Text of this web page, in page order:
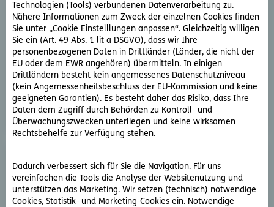
Technologien (Tools) verbundenen Datenverarbeitung zu.
Nähere Informationen zum Zweck der einzelnen Cookies finden
Sie unter „Cookie Einstelllungen anpassen“. Gleichzeitig willigen
Sie ein (Art. 49 Abs. 1 lit a DSGVO), dass wir Ihre
personenbezogenen Daten in Drittländer (Länder, die nicht der
EU oder dem EWR angehören) übermitteln. In einigen
Drittländern besteht kein angemessenes Datenschutzniveau
(kein Angemessenheitsbeschluss der EU-Kommission und keine
geeigneten Garantien). Es besteht daher das Risiko, dass Ihre
Daten dem Zugriff durch Behörden zu Kontroll- und
Überwachungszwecken unterliegen und keine wirksamen
Rechtsbehelfe zur Verfügung stehen.
Dadurch verbessert sich für Sie die Navigation. Für uns
vereinfachen die Tools die Analyse der Websitenutzung und
unterstützen das Marketing. Wir setzen (technisch) notwendige
Cookies, Statistik- und Marketing-Cookies ein. Notwendige
Rechtsberatung
Sie haben ein rechtliche Frage? Unsere Rechtsexperten
beantworten diese gerne und schnell.
Rechtsfrage stellen